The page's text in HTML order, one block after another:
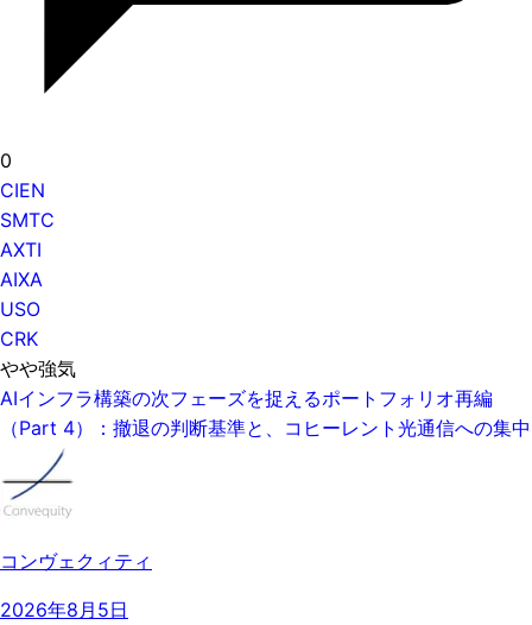
0
CIEN
SMTC
AXTI
AIXA
USO
CRK
やや強気
AIインフラ構築の次フェーズを捉えるポートフォリオ再編
（Part 4）：撤退の判断基準と、コヒーレント光通信への集中
コンヴェクィティ
2026年8月5日